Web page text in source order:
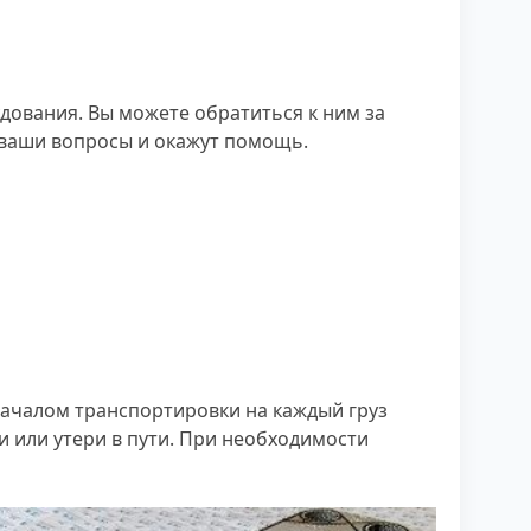
Вы можете обратиться к ним за
вопросы и окажут помощь.
транспортировки на каждый груз
или утери в пути. При необходимости